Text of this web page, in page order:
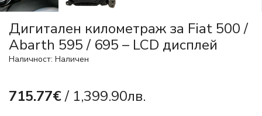
Дигитален километраж за Fiat 500 /
Abarth 595 / 695 – LCD дисплей
Наличност: Наличен
715.77€/ 1,399.90лв.